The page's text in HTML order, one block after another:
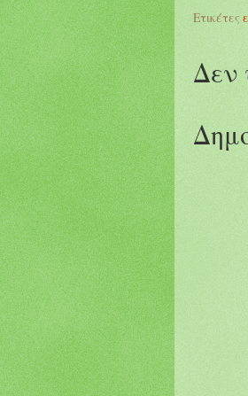
Ετικέτες
Δεν